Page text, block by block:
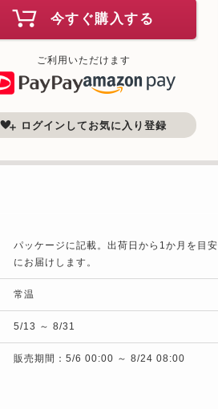
今すぐ購入する
ご利用いただけます
ログインしてお気に入り登録
パッケージに記載。出荷日から1か月を目安
にお届けします。
常温
5/13 ～ 8/31
販売期間：5/6 00:00 ～ 8/24 08:00